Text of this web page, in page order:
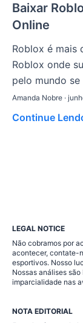
Baixar
Online
Roblox é mais
Roblox onde
pelo mundo se
Amanda Nobre ·
Continue
LEGAL NOTICE
Não cobramos por
acontecer, contate-
esportivos. Nosso
Nossas análises
imparcialidade nas
NOTA EDITORIAL